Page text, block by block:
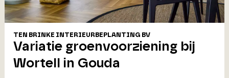
TEN BRINKE INTERIEURBEPLANTING BV
Variatie groenvoorziening bij
Wortell in Gouda